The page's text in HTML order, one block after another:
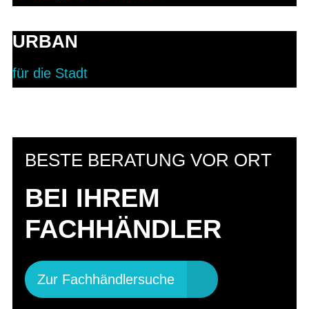
URBAN
für die Stadt
BESTE BERATUNG VOR ORT
BEI IHREM
FACHHÄNDLER
Zur Fachhändlersuche